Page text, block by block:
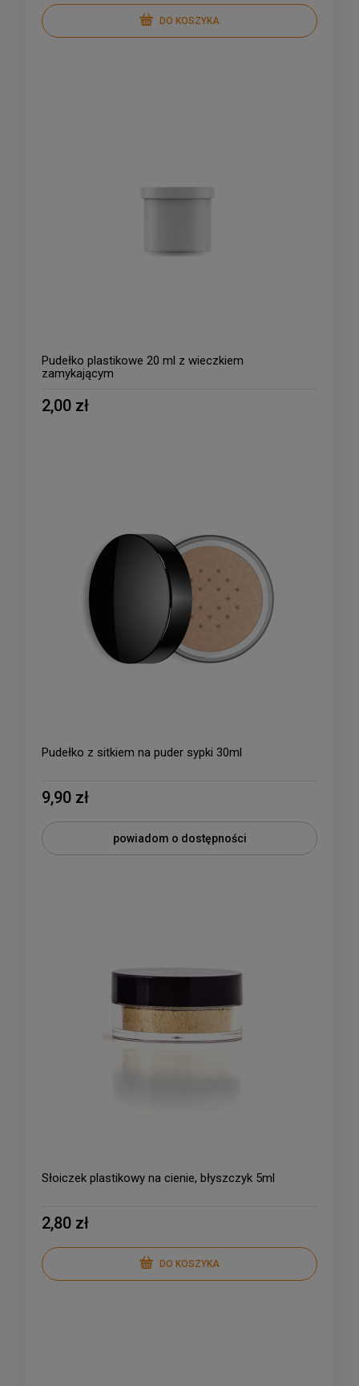
DO KOSZYKA
Pudełko plastikowe 20 ml z wieczkiem
zamykającym
2,00 zł
Pudełko z sitkiem na puder sypki 30ml
9,90 zł
powiadom o dostępności
Słoiczek plastikowy na cienie, błyszczyk 5ml
2,80 zł
DO KOSZYKA